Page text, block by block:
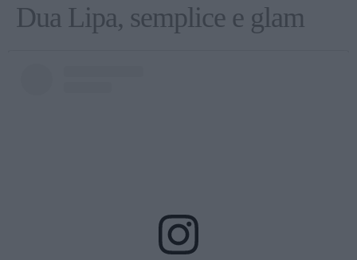
Dua Lipa, semplice e glam